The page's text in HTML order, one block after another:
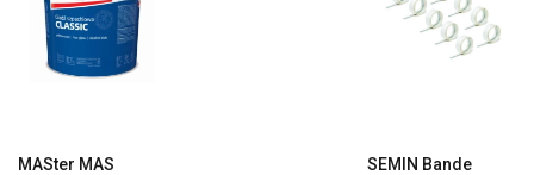
MASter MAS
SEMIN Bande